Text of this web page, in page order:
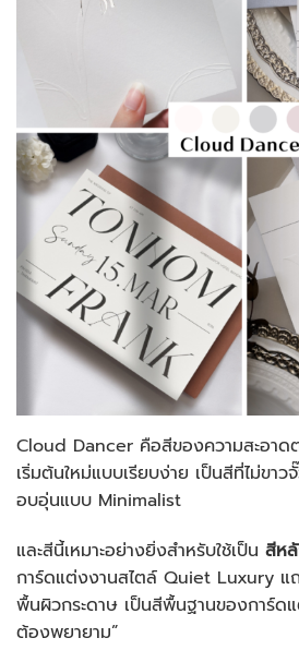
Cloud Dancer คือสีของความสะอาด
เริ่มต้นใหม่แบบเรียบง่าย เป็นสีที่ไม่ขา
อบอุ่นแบบ Minimalist
และสีนี้เหมาะอย่างยิ่งสำหรับใช้เป็น สีห
การ์ดแต่งงานสไตล์ Quiet Luxury แ
พื้นผิวกระดาษ เป็นสีพื้นฐานของการ์ด
ต้องพยายาม”